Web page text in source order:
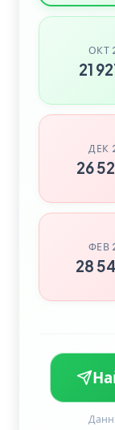
ОКТ
21
ДЕК
26
ФЕВ
28